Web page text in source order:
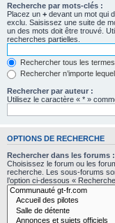
Recherche par mots-clés :
Placez un + devant un mot qui
exclu. Saisissez une suite de
un des mots doit être trouvé.
recherches partielles.
Rechercher tous les termes
Rechercher n’importe
Rechercher par auteur :
Utilisez le caractère « * »
OPTIONS DE RECHERCHE
Rechercher dans les forums :
Choisissez le forum ou les
recherche. Les sous-forums
l’option ci-dessous «